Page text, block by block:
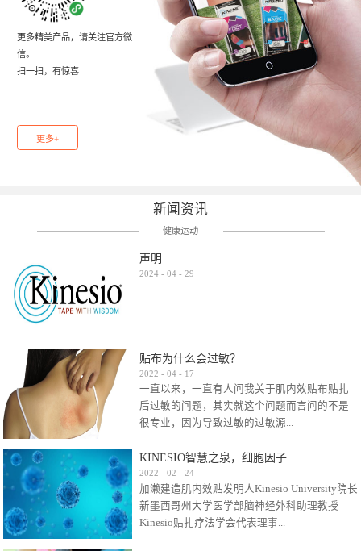
更多精美产品，请关注官方微
信。
扫一扫，有惊喜
更多+
新闻资讯
健康运动
声明
2024 - 04 - 29
贴布为什么会过敏？
2022 - 04 - 17
一直以来，一直有人问我关于肌内效贴布贴扎
后过敏的问题，其实就这个问题而言问的不是
很专业，因为导致过敏的过敏源...
很多，比如试穿件衣服有时都会过敏，特定条
件下吃东西有时也会过敏，难道不吃不穿了？
其他品牌的在此我们不予评价，就KINESIO肌内
效贴布来说，40多年的研究开发制造肌内效贴
KINESIO智慧之泉，细胞因子
2022 - 02 - 24
加濑建造肌内效贴发明人Kinesio University院长
新墨西哥州大学医学部脑神经外科助理教授
Kinesio贴扎疗法学会代表理事...